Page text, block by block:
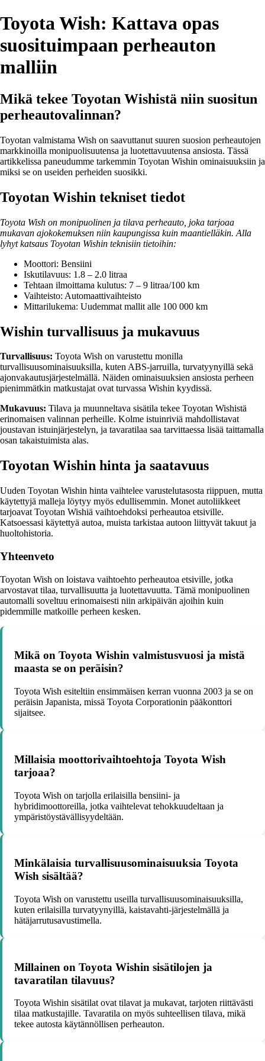
Toyota Wish: Kattava opas
suosituimpaan perheauton
malliin
Mikä tekee Toyotan Wishistä niin suositun
perheautovalinnan?
Toyotan valmistama Wish on saavuttanut suuren suosion perheautojen
markkinoilla monipuolisuutensa ja luotettavuutensa ansiosta. Tässä
artikkelissa paneudumme tarkemmin Toyotan Wishin ominaisuuksiin ja
miksi se on useiden perheiden suosikki.
Toyotan Wishin tekniset tiedot
Toyota Wish on monipuolinen ja tilava perheauto, joka tarjoaa
mukavan ajokokemuksen niin kaupungissa kuin maantielläkin. Alla
lyhyt katsaus Toyotan Wishin teknisiin tietoihin:
Moottori: Bensiini
Iskutilavuus: 1.8 – 2.0 litraa
Tehtaan ilmoittama kulutus: 7 – 9 litraa/100 km
Vaihteisto: Automaattivaihteisto
Mittarilukema: Uudemmat mallit alle 100 000 km
Wishin turvallisuus ja mukavuus
Turvallisuus: Toyota Wish on varustettu monilla
turvallisuusominaisuuksilla, kuten ABS-jarruilla, turvatyynyillä sekä
ajonvakautusjärjestelmällä. Näiden ominaisuuksien ansiosta perheen
pienimmätkin matkustajat ovat turvassa Wishin kyydissä.
Mukavuus: Tilava ja muunneltava sisätila tekee Toyotan Wishistä
erinomaisen valinnan perheille. Kolme istuinriviä mahdollistavat
joustavan istuinjärjestelyn, ja tavaratilaa saa tarvittaessa lisää taittamalla
osan takaistuimista alas.
Toyotan Wishin hinta ja saatavuus
Uuden Toyotan Wishin hinta vaihtelee varustelutasosta riippuen, mutta
käytettyjä malleja löytyy myös edullisemmin. Monet autoliikkeet
tarjoavat Toyotan Wishiä vaihtoehdoksi perheautoa etsiville.
Katsoessasi käytettyä autoa, muista tarkistaa autoon liittyvät takuut ja
huoltohistoria.
Yhteenveto
Toyotan Wish on loistava vaihtoehto perheautoa etsiville, jotka
arvostavat tilaa, turvallisuutta ja luotettavuutta. Tämä monipuolinen
automalli soveltuu erinomaisesti niin arkipäivän ajoihin kuin
pidemmille matkoille perheen kesken.
Mikä on Toyota Wishin valmistusvuosi ja mistä
maasta se on peräisin?
Toyota Wish esiteltiin ensimmäisen kerran vuonna 2003 ja se on
peräisin Japanista, missä Toyota Corporationin pääkonttori
sijaitsee.
Millaisia moottorivaihtoehtoja Toyota Wish
tarjoaa?
Toyota Wish on tarjolla erilaisilla bensiini- ja
hybridimoottoreilla, jotka vaihtelevat tehokkuudeltaan ja
ympäristöystävällisyydeltään.
Minkälaisia turvallisuusominaisuuksia Toyota
Wish sisältää?
Toyota Wish on varustettu useilla turvallisuusominaisuuksilla,
kuten erilaisilla turvatyynyillä, kaistavahti-järjestelmällä ja
hätäjarrutusavustimella.
Millainen on Toyota Wishin sisätilojen ja
tavaratilan tilavuus?
Toyota Wishin sisätilat ovat tilavat ja mukavat, tarjoten riittävästi
tilaa matkustajille. Tavaratila on myös suhteellisen tilava, mikä
tekee autosta käytännöllisen perheauton.